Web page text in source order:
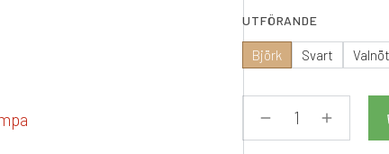
UTFÖRANDE
Björk Svart